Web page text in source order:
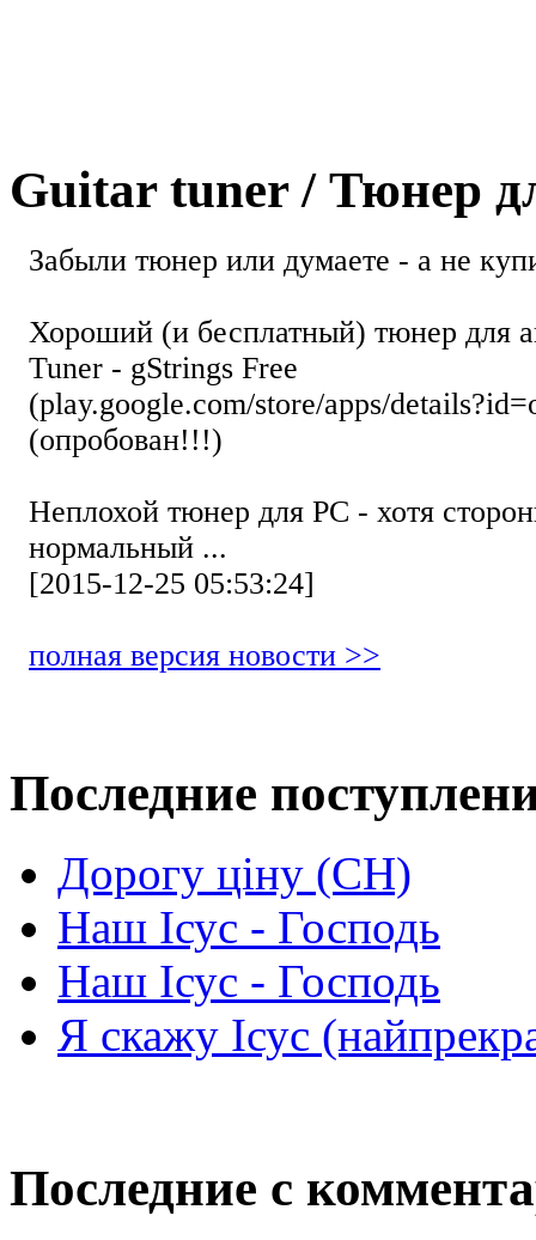
Guitar tuner / Тюнер
Забыли тюнер или думаете - а не
Хороший (и бесплатный) тюнер для
Tuner - gStrings Free
(play.google.com/store/apps/
(опробован!!!)
Неплохой тюнер для РС - хотя
нормальный ...
[2015-12-25 05:53:24]
полная версия новости >>
Последние
Дорогу ціну (СН)
Наш Ісус - Господь
Наш Ісус - Господь
Я скажу Ісус
Последние с